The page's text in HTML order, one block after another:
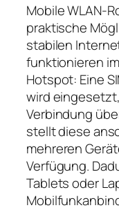
Mobile
praktische
stabilen
funktionieren
Hotspot: Eine
wird
Verbindung
stellt diese
mehreren
Verfügung.
Tablets oder